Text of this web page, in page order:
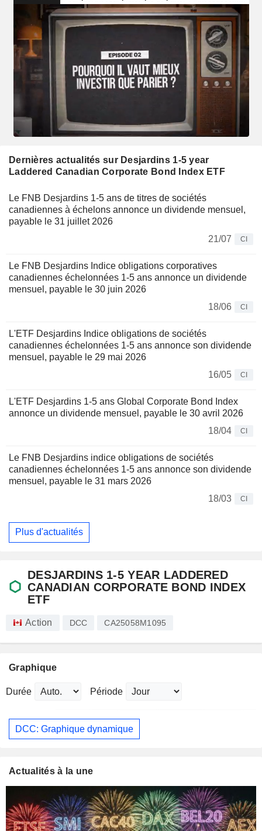
Dernières actualités sur Desjardins 1-5 year
Laddered Canadian Corporate Bond Index ETF
Le FNB Desjardins 1-5 ans de titres de sociétés
canadiennes à échelons annonce un dividende mensuel,
payable le 31 juillet 2026
21/07
CI
Le FNB Desjardins Indice obligations corporatives
canadiennes échelonnées 1-5 ans annonce un dividende
mensuel, payable le 30 juin 2026
18/06
CI
L'ETF Desjardins Indice obligations de sociétés
canadiennes échelonnées 1-5 ans annonce son dividende
mensuel, payable le 29 mai 2026
16/05
CI
L'ETF Desjardins 1-5 ans Global Corporate Bond Index
annonce un dividende mensuel, payable le 30 avril 2026
18/04
CI
Le FNB Desjardins indice obligations de sociétés
canadiennes échelonnées 1-5 ans annonce son dividende
mensuel, payable le 31 mars 2026
18/03
CI
Plus d'actualités
DESJARDINS 1-5 YEAR LADDERED
CANADIAN CORPORATE BOND INDEX
ETF
Action DCC CA25058M1095
Graphique
Durée Période
DCC: Graphique dynamique
Actualités à la une